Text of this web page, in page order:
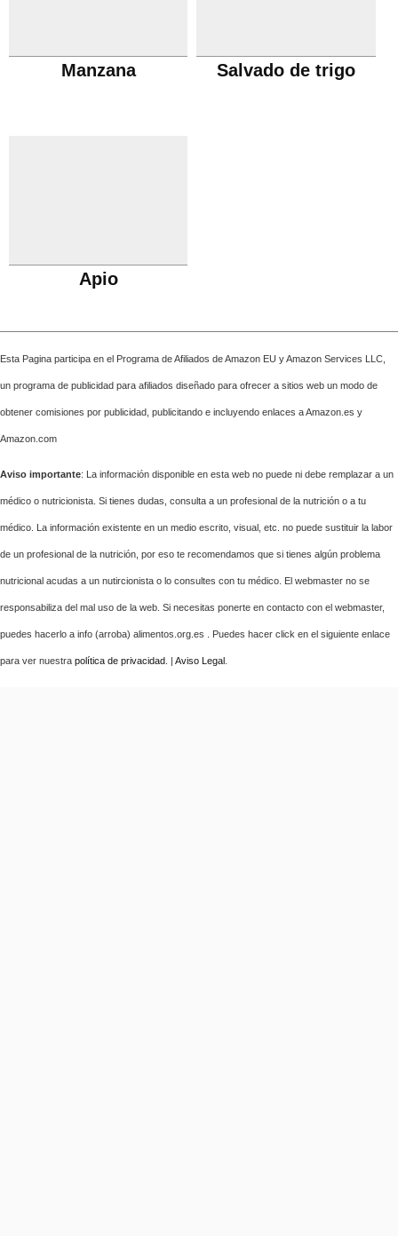
Manzana Salvado de trigo
Apio
Esta Pagina participa en el Programa de Afiliados de Amazon EU y Amazon Services LLC,
un programa de publicidad para afiliados diseñado para ofrecer a sitios web un modo de
obtener comisiones por publicidad, publicitando e incluyendo enlaces a Amazon.es y
Amazon.com
Aviso importante: La información disponible en esta web no puede ni debe remplazar a un
médico o nutricionista. Si tienes dudas, consulta a un profesional de la nutrición o a tu
médico. La información existente en un medio escrito, visual, etc. no puede sustituir la labor
de un profesional de la nutrición, por eso te recomendamos que si tienes algún problema
nutricional acudas a un nutircionista o lo consultes con tu médico. El webmaster no se
responsabiliza del mal uso de la web. Si necesitas ponerte en contacto con el webmaster,
puedes hacerlo a info (arroba) alimentos.org.es . Puedes hacer click en el siguiente enlace
para ver nuestra política de privacidad . | Aviso Legal